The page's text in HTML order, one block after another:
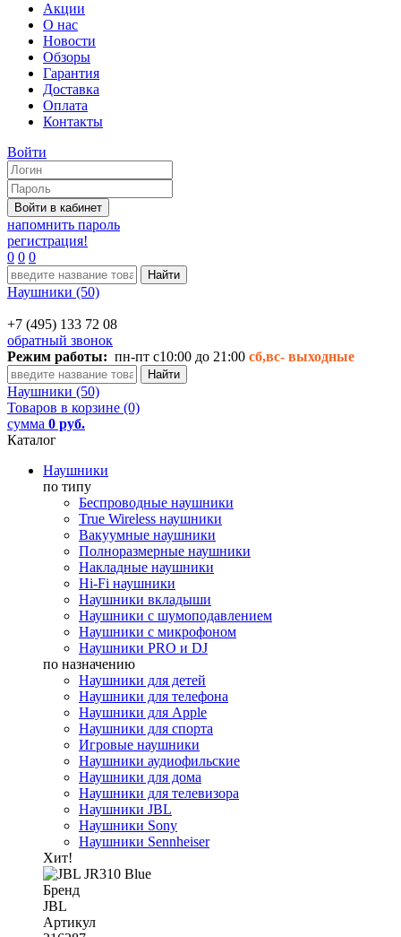
Акции
О нас
Новости
Обзоры
Гарантия
Доставка
Оплата
Контакты
Войти
напомнить пароль
регистрация!
0 0 0
Наушники (50)
+7 (495) 133 72 08
обратный звонок
Режим работы: пн-пт с10:00 до 21:00 сб,вс- выходные
Наушники (50)
Товаров в корзине (0)
сумма 0 руб.
Каталог
Наушники
по типу
Беспроводные наушники
True Wireless наушники
Вакуумные наушники
Полноразмерные наушники
Накладные наушники
Hi-Fi наушники
Наушники вкладыши
Наушники с шумоподавлением
Наушники с микрофоном
Наушники PRO и DJ
по назначению
Наушники для детей
Наушники для телефона
Наушники для Apple
Наушники для спорта
Игровые наушники
Наушники аудиофильские
Наушники для дома
Наушники для телевизора
Наушники JBL
Наушники Sony
Наушники Sennheiser
Хит!
Бренд
JBL
Артикул